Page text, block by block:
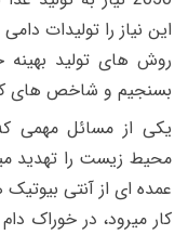
این نیاز را تولیدات
روش های تولید بهینه
بسنجیم و شاخص های
یکی از مسائل مهمی
محیط زیست را تهدید
عمده ای از آنتی
کار میرود، در خوراک